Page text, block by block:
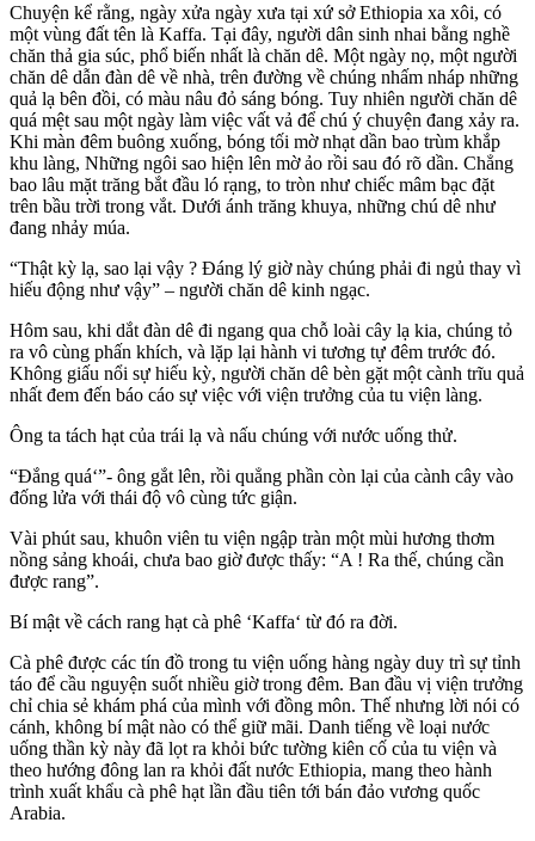
Chuyện kể rằng, ngày xửa ngày xưa tại xứ sở Ethiopia xa xôi, có
một vùng đất tên là Kaffa. Tại đây, người dân sinh nhai bằng nghề
chăn thả gia súc, phổ biến nhất là chăn dê. Một ngày nọ, một người
chăn dê dẫn đàn dê về nhà, trên đường về chúng nhấm nháp những
quả lạ bên đồi, có màu nâu đỏ sáng bóng. Tuy nhiên người chăn dê
quá mệt sau một ngày làm việc vất vả để chú ý chuyện đang xảy ra.
Khi màn đêm buông xuống, bóng tối mờ nhạt dần bao trùm khắp
khu làng, Những ngôi sao hiện lên mờ ảo rồi sau đó rõ dần. Chẳng
bao lâu mặt trăng bắt đầu ló rạng, to tròn như chiếc mâm bạc đặt
trên bầu trời trong vắt. Dưới ánh trăng khuya, những chú dê như
đang nhảy múa.
“Thật kỳ lạ, sao lại vậy ? Đáng lý giờ này chúng phải đi ngủ thay vì
hiếu động như vậy” – người chăn dê kinh ngạc.
Hôm sau, khi dắt đàn dê đi ngang qua chỗ loài cây lạ kia, chúng tỏ
ra vô cùng phấn khích, và lặp lại hành vi tương tự đêm trước đó.
Không giấu nổi sự hiếu kỳ, người chăn dê bèn gặt một cành trĩu quả
nhất đem đến báo cáo sự việc với viện trưởng của tu viện làng.
Ông ta tách hạt của trái lạ và nấu chúng với nước uống thử.
“Đắng quá‘”- ông gắt lên, rồi quẳng phần còn lại của cành cây vào
đống lửa với thái độ vô cùng tức giận.
Vài phút sau, khuôn viên tu viện ngập tràn một mùi hương thơm
nồng sảng khoái, chưa bao giờ được thấy: “A ! Ra thế, chúng cần
được rang”.
Bí mật về cách rang hạt cà phê ‘Kaffa‘ từ đó ra đời.
Cà phê được các tín đồ trong tu viện uống hàng ngày duy trì sự tỉnh
táo để cầu nguyện suốt nhiều giờ trong đêm. Ban đầu vị viện trưởng
chỉ chia sẻ khám phá của mình với đồng môn. Thế nhưng lời nói có
cánh, không bí mật nào có thể giữ mãi. Danh tiếng về loại nước
uống thần kỳ này đã lọt ra khỏi bức tường kiên cố của tu viện và
theo hướng đông lan ra khỏi đất nước Ethiopia, mang theo hành
trình xuất khẩu cà phê hạt lần đầu tiên tới bán đảo vương quốc
Arabia.